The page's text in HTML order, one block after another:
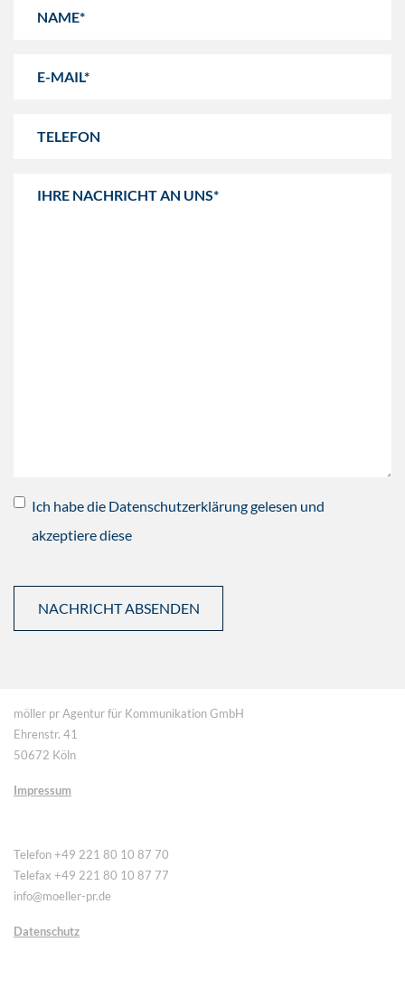
Ich habe die Datenschutzerklärung gelesen und
akzeptiere diese
möller pr Agentur für Kommunikation GmbH
Ehrenstr. 41
50672 Köln
Impressum
Telefon +49 221 80 10 87 70
Telefax +49 221 80 10 87 77
info@moeller-pr.de
Datenschutz